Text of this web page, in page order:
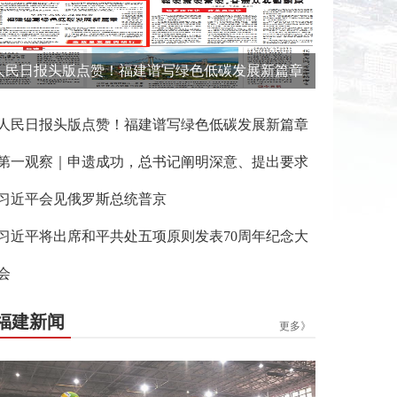
民日报头版点赞！福建谱写绿色低碳发展新篇章
民日报头版点赞！福建谱写绿色低碳发展新篇章
一观察｜申遗成功，总书记阐明深意、提出要求
近平会见俄罗斯总统普京
近平将出席和平共处五项原则发表70周年纪念大
更多》
建新闻